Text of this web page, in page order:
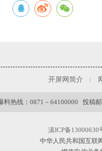
开屏网简介
料热线：0871－64100000 投稿
滇ICP备13000630
中华人民共和国互联